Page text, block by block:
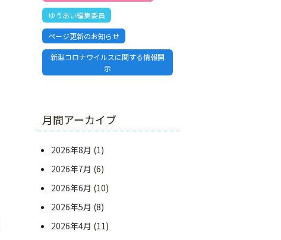
ゆうあい編集委員
ページ更新のお知らせ
新型コロナウイルスに関する情報開
示
月間アーカイブ
2026年8月 (1)
2026年7月 (6)
2026年6月 (10)
2026年5月 (8)
2026年4月 (11)